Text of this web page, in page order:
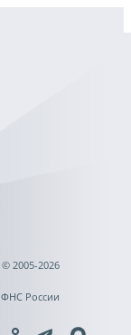
© 2005-2026
ФНС России